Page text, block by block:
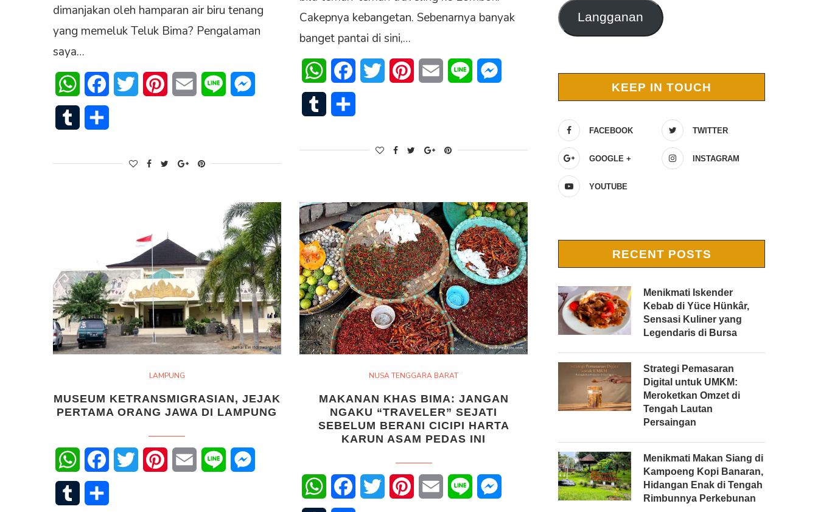
dimanjakan oleh hamparan air biru tenang
yang memeluk Teluk Bima? Pengalaman
saya…
WhatsAppFacebookTwitter PinterestEmail Line Messenger
Tumblr
Cakepnya kebangetan. Sebenarnya banyak
banget pantai di sini,…
WhatsAppFacebookTwitter PinterestEmail Line
Tumblr
LAMPUNG
MUSEUM KETRANSMIGRASIAN, JEJAK
PERTAMA ORANG JAWA DI LAMPUNG
WhatsAppFacebookTwitter PinterestEmail Line
Tumblr
NUSA TENGGARA BARAT
MAKANAN KHAS BIMA: JANGAN
NGAKU “TRAVELER” SEJATI
SEBELUM BERANI CICIPI HARTA
KARUN ASAM PEDAS INI
WhatsAppFacebookTwitter PinterestEmail Line
Langganan
KEEP IN TOUCH
FACEBOOK TWITTER
GOOGLE + INSTAGRAM
YOUTUBE
RECENT POSTS
Menikmati Iskender
Kebab di Yüce Hünkâr,
Sensasi Kuliner yang
Legendaris di Bursa
Strategi Pemasaran
Digital untuk UMKM:
Meroketkan Omzet di
Tengah Lautan
Persaingan
Menikmati Makan Siang di
Kampoeng Kopi Banaran,
Hidangan Enak di Tengah
Rimbunnya Perkebunan